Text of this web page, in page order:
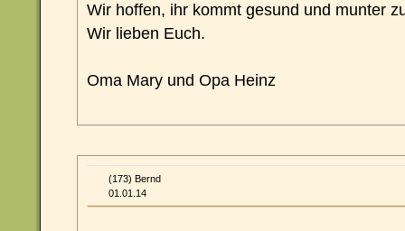
Wir hoffen, ihr kommt gesund und munter
Wir lieben Euch.
Oma Mary und Opa Heinz
(173) Bernd
01.01.14